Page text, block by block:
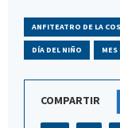
ANFITEATRO DE LA
DÍA DEL NIÑO
COMPARTIR